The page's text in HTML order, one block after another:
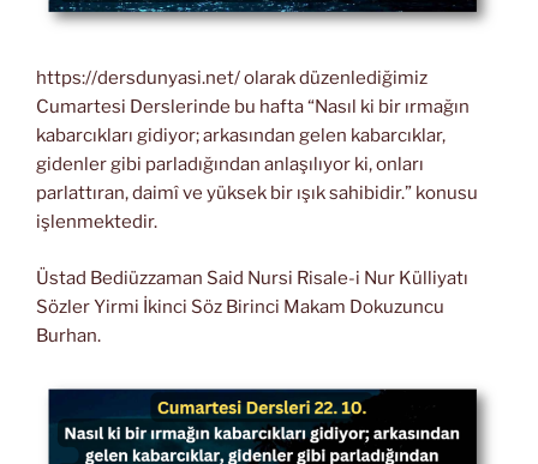
https://dersdunyasi.net/ olarak düzenlediğimiz
Cumartesi Derslerinde bu hafta “Nasıl ki bir ırmağın
kabarcıkları gidiyor; arkasından gelen kabarcıklar,
gidenler gibi parladığından anlaşılıyor ki, onları
parlattıran, daimî ve yüksek bir ışık sahibidir.” konusu
işlenmektedir.
Üstad Bediüzzaman Said Nursi Risale-i Nur Külliyatı
Sözler Yirmi İkinci Söz Birinci Makam Dokuzuncu
Burhan.